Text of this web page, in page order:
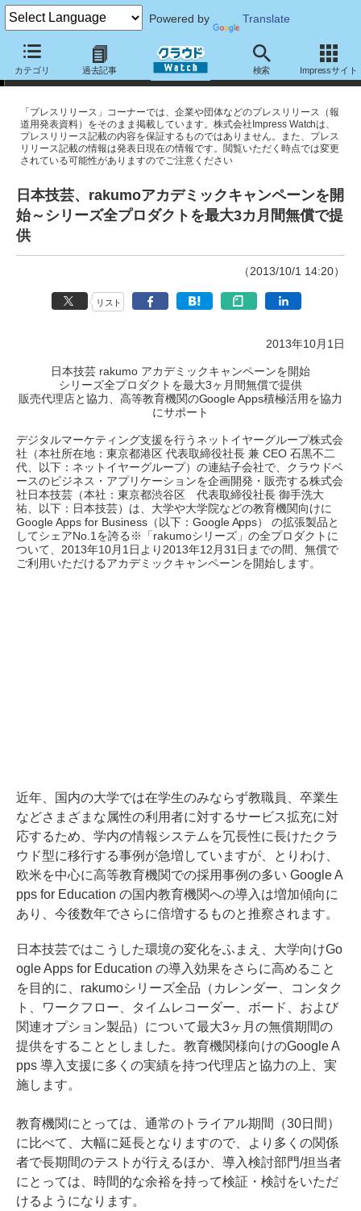
Powered by Translate
カテゴリ 過去記事 検索 Impressサイト
プレスリリース
「プレスリリース」コーナーでは、企業や団体などのプレスリリース（報
道用発表資料）をそのまま掲載しています。株式会社Impress Watchは、
プレスリリース記載の内容を保証するものではありません。また、プレス
リリース記載の情報は発表日現在の情報です。閲覧いただく時点では変更
されている可能性がありますのでご注意ください
日本技芸、rakumoアカデミックキャンペーンを開
始～シリーズ全プロダクトを最大3カ月間無償で提
供
（2013/10/1 14:20）
リスト
2013年10月1日
日本技芸 rakumo アカデミックキャンペーンを開始
シリーズ全プロダクトを最大3ヶ月間無償で提供
販売代理店と協力、高等教育機関のGoogle Apps積極活用を協力
にサポート
デジタルマーケティング支援を行うネットイヤーグループ株式会
社（本社所在地：東京都港区 代表取締役社長 兼 CEO 石黒不二
代、以下：ネットイヤーグループ）の連結子会社で、クラウドベ
ースのビジネス・アプリケーションを企画開発・販売する株式会
社日本技芸（本社：東京都渋谷区 代表取締役社長 御手洗大
祐、以下：日本技芸）は、大学や大学院などの教育機関向けに
Google Apps for Business（以下：Google Apps） の拡張製品と
してシェアNo.1を誇る※「rakumoシリーズ」の全プロダクトに
ついて、2013年10月1日より2013年12月31日までの間、無償で
ご利用いただけるアカデミックキャンペーンを開始します。
近年、国内の大学では在学生のみならず教職員、卒業生
などさまざまな属性の利用者に対するサービス拡充に対
応するため、学内の情報システムを冗長性に長けたクラ
ウド型に移行する事例が急増していますが、とりわけ、
欧米を中心に高等教育機関での採用事例の多い Google A
pps for Education の国内教育機関への導入は増加傾向に
あり、今後数年でさらに倍増するものと推察されます。
日本技芸ではこうした環境の変化をふまえ、大学向けGo
ogle Apps for Education の導入効果をさらに高めること
を目的に、rakumoシリーズ全品（カレンダー、コンタク
ト、ワークフロー、タイムレコーダー、ボード、および
関連オプション製品）について最大3ヶ月の無償期間の
提供をすることとしました。教育機関様向けのGoogle A
pps 導入支援に多くの実績を持つ代理店と協力の上、実
施します。
教育機関にとっては、通常のトライアル期間（30日間）
に比べて、大幅に延長となりますので、より多くの関係
者で長期間のテストが行えるほか、導入検討部門/担当者
にとっては、時間的な余裕を持って検証・検討をいただ
けるようになります。